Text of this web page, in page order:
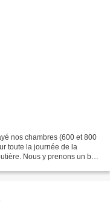
nos chambres (600 et 800
toute la journée de la
Nous y prenons un bus